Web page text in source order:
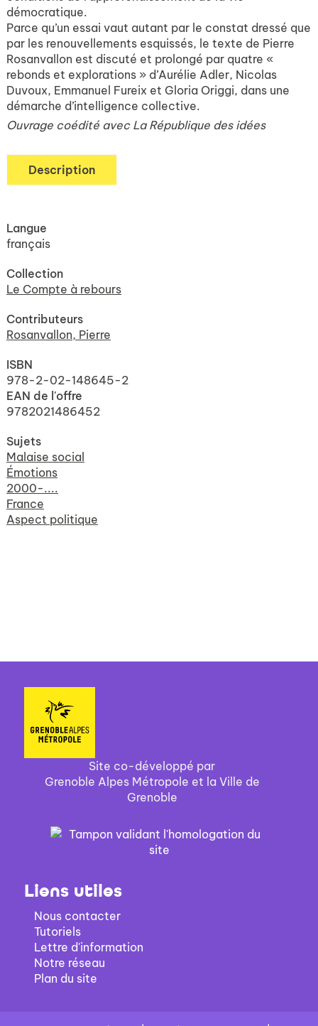
démocratique.
Parce qu’un essai vaut autant par le constat dressé que
par les renouvellements esquissés, le texte de Pierre
Rosanvallon est discuté et prolongé par quatre «
rebonds et explorations » d’Aurélie Adler, Nicolas
Duvoux, Emmanuel Fureix et Gloria Origgi, dans une
démarche d’intelligence collective.
Ouvrage coédité avec La République des idées
Description
Langue
français
Collection
Le Compte à rebours
Contributeurs
Rosanvallon, Pierre
ISBN
978-2-02-148645-2
EAN de l'offre
9782021486452
Sujets
Malaise social
Émotions
2000-....
France
Aspect politique
Site co-développé par
Grenoble Alpes Métropole et la Ville de
Grenoble
Liens utiles
Nous contacter
Tutoriels
Lettre d'information
Notre réseau
Plan du site